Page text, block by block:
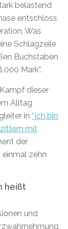
belastend
entschloss
Was
Schlagzeile
Buchstaben
Mark“.
dieser
Alltag
in“Ich bin
zittern mit
der
zehn
heißt
und